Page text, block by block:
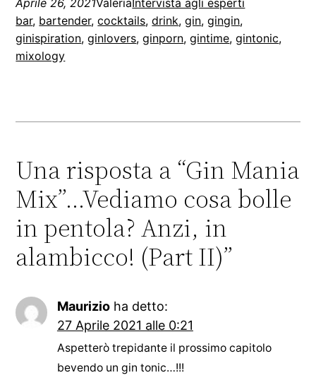
Aprile 26, 2021ValeriaIntervista agli esperti
bar, bartender, cocktails, drink, gin, gingin
ginispiration, ginlovers, ginporn, gintime, gintonic
mixology
Una risposta a “Gin Mania
Mix”…Vediamo cosa bolle
in pentola? Anzi, in
alambicco! (Part II)”
Maurizio ha detto:
27 Aprile 2021 alle 0:21
Aspetterò trepidante il prossimo capitolo
bevendo un gin tonic…!!!